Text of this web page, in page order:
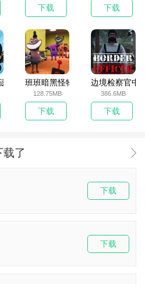
下载 下载
产无敌版班班暗黑怪物生存挑战5
128.75MB
下载
边境检察官中
386.6MB
下载
了
下载
下载